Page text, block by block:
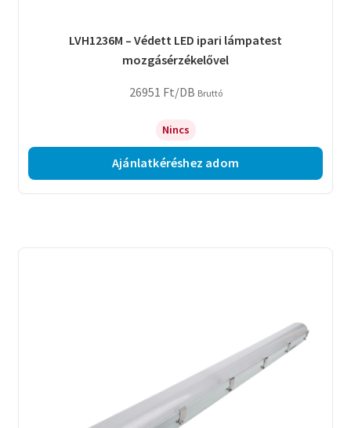
LVH1236M – Védett LED ipari lámpatest
mozgásérzékelővel
26951 Ft/DB Bruttó
Nincs
Ajánlatkéréshez adom